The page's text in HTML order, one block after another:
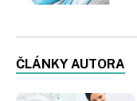
ČLÁNKY AUTORA